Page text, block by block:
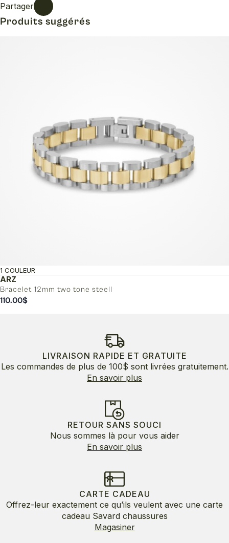
Partager
Produits suggérés
ARZ
Bracelet 12mm two tone steell
1 COULEUR
110.00$
LIVRAISON RAPIDE ET GRATUITE
Les commandes de plus de 100$ sont livrées gratuitement.
En savoir plus
RETOUR SANS SOUCI
Nous sommes là pour vous aider
En savoir plus
CARTE CADEAU
Offrez-leur exactement ce qu’ils veulent avec une carte
cadeau Savard chaussures
Magasiner